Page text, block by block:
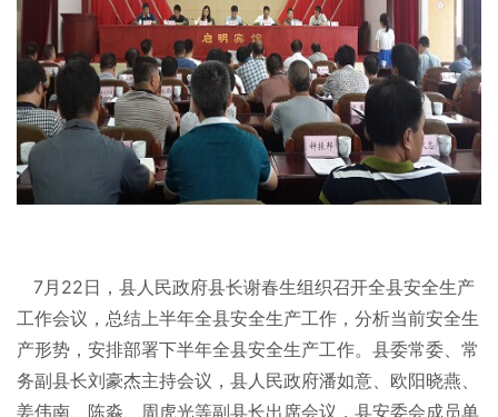
7月22日，县人民政府县长谢春生组织召开全县安全生产
工作会议，总结上半年全县安全生产工作，分析当前安全生
产形势，安排部署下半年全县安全生产工作。县委常委、常
务副县长刘豪杰主持会议，县人民政府潘如意、欧阳晓燕、
姜伟南、陈淼、周虎光等副县长出席会议，县安委会成员单